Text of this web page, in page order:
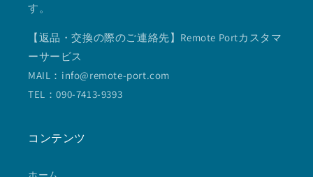
す。
【返品・交換の際のご連絡先】Remote Portカスタマ
ーサービス
MAIL：info@remote-port.com
TEL：090-7413-9393
コンテンツ